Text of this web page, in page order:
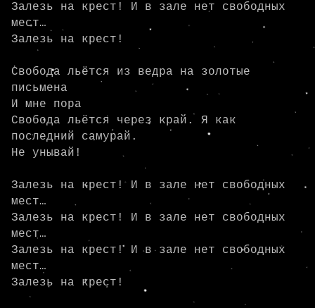
Залезь на крест! И в зале нет свободных
мест…
Залезь на крест!
Свобода льётся из ведра на золотые
письмена
И мне пора
Свобода льётся через край. Я как
последний самурай.
Не унывай!
Залезь на крест! И в зале нет свободных
мест…
Залезь на крест! И в зале нет свободных
мест…
Залезь на крест! И в зале нет свободных
мест…
Залезь на крест!